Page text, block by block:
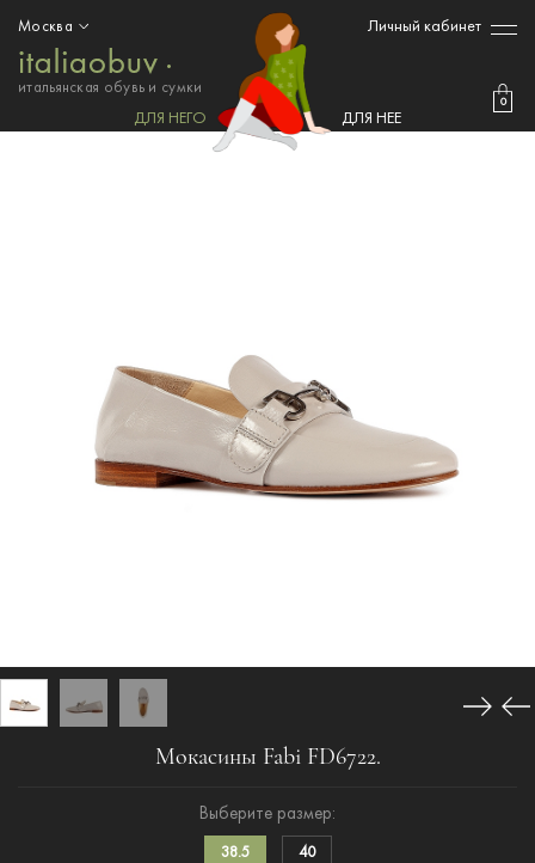
итальянская обувь и сумки
Москва Личный кабинет
0
ДЛЯ НЕГО ДЛЯ НЕЕ
Мокасины Fabi FD6722.
Выберите размер:
38.5 40